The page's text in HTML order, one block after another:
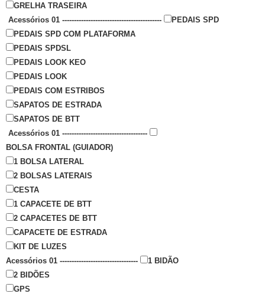
GRELHA TRASEIRA
Acessórios 01 ------------------------------------------
PEDAIS SPD
PEDAIS SPD COM PLATAFORMA
PEDAIS SPDSL
PEDAIS LOOK KEO
PEDAIS LOOK
PEDAIS COM ESTRIBOS
SAPATOS DE ESTRADA
SAPATOS DE BTT
Acessórios 01 ------------------------------------
BOLSA FRONTAL (GUIADOR)
1 BOLSA LATERAL
2 BOLSAS LATERAIS
CESTA
1 CAPACETE DE BTT
2 CAPACETES DE BTT
CAPACETE DE ESTRADA
KIT DE LUZES
Acessórios 01 ---------------------------------
1 BIDÃO
2 BIDÕES
GPS